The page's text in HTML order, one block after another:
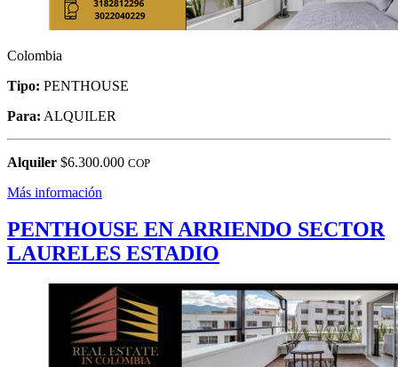
Colombia
Tipo: PENTHOUSE
Para: ALQUILER
Alquiler $6.300.000 COP
Más información
PENTHOUSE EN ARRIENDO SECTOR
LAURELES ESTADIO